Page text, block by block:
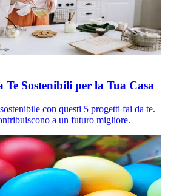
Te Sostenibili per la Tua Casa
con questi 5 progetti fai da te.
a un futuro migliore.